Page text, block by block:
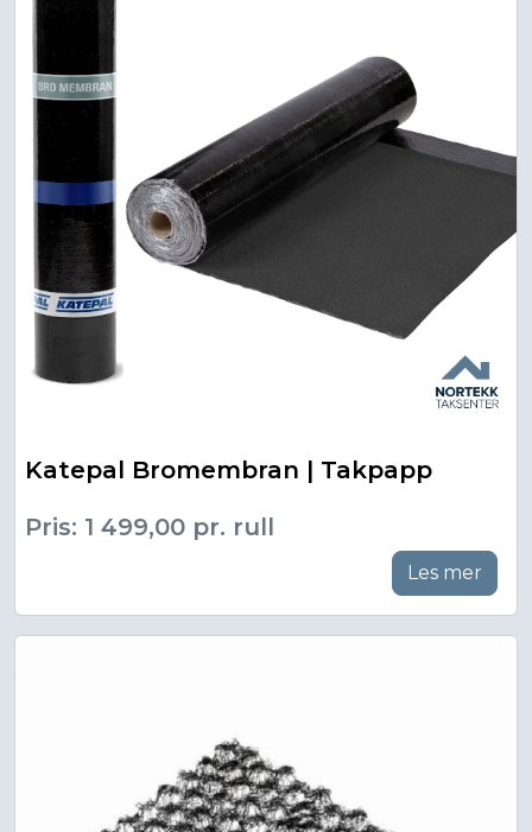
Katepal Bromembran | Takpapp
Pris: 1 499,00 pr. rull
Les mer